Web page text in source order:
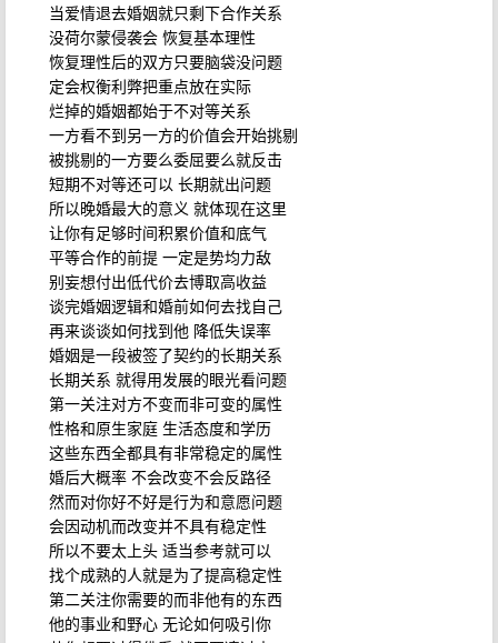
当爱情退去婚姻就只剩下合作关系
没荷尔蒙侵袭会 恢复基本理性
恢复理性后的双方只要脑袋没问题
定会权衡利弊把重点放在实际
烂掉的婚姻都始于不对等关系
一方看不到另一方的价值会开始挑剔
被挑剔的一方要么委屈要么就反击
短期不对等还可以 长期就出问题
所以晚婚最大的意义 就体现在这里
让你有足够时间积累价值和底气
平等合作的前提 一定是势均力敌
别妄想付出低代价去博取高收益
谈完婚姻逻辑和婚前如何去找自己
再来谈谈如何找到他 降低失误率
婚姻是一段被签了契约的长期关系
长期关系 就得用发展的眼光看问题
第一关注对方不变而非可变的属性
性格和原生家庭 生活态度和学历
这些东西全都具有非常稳定的属性
婚后大概率 不会改变不会反路径
然而对你好不好是行为和意愿问题
会因动机而改变并不具有稳定性
所以不要太上头 适当参考就可以
找个成熟的人就是为了提高稳定性
第二关注你需要的而非他有的东西
他的事业和野心 无论如何吸引你